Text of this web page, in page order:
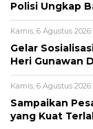
Polisi Ungkap
Kamis, 6 Agustus 2026
Gelar
Heri Gunawan
Kamis, 6 Agustus 2026
Sampaikan
yang Kuat